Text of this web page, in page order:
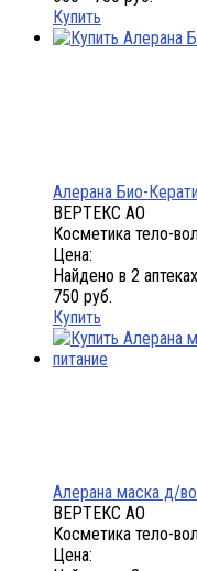
Купить
Алерана Био-
ВЕРТЕКС АО
Косметика тело-
Цена:
Найдено в 2 аптеках
750 руб.
Купить
Алерана маска д/
ВЕРТЕКС АО
Косметика тело-
Цена: